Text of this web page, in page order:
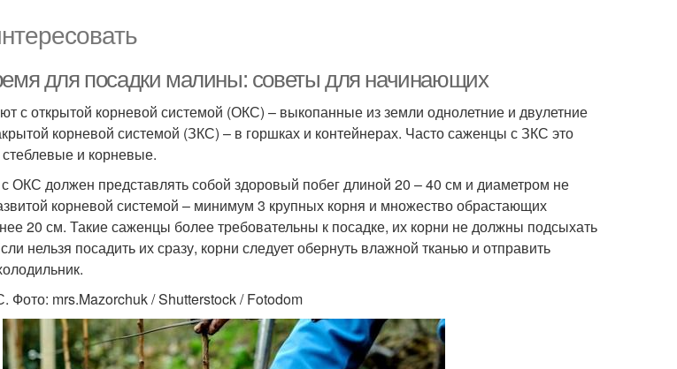
для посадки малины: советы для начинающих
открытой корневой системой (ОКС) – выкопанные из земли однолетние и двулетние
корневой системой (ЗКС) – в горшках и контейнерах. Часто саженцы с ЗКС это
и корневые.
ОКС должен представлять собой здоровый побег длиной 20 – 40 см и диаметром не
корневой системой – минимум 3 крупных корня и множество обрастающих
20 см. Такие саженцы более требовательны к посадке, их корни не должны подсыхать
нельзя посадить их сразу, корни следует обернуть влажной тканью и отправить
mrs.Mazorchuk / Shutterstock / Fotodom